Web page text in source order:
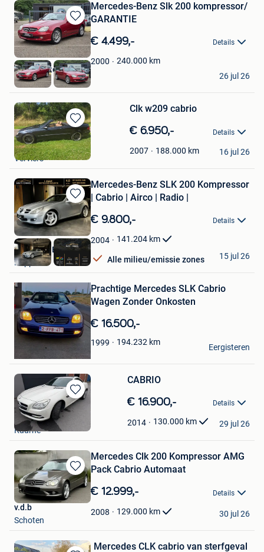
Bewaren
in
Mijn
Favorieten
Mercedes-Benz Slk 200 kompressor/
GARANTIE
€ 4.499,- Details
2000 240.000 km
genkerautocenter
Genk
26 jul 26
Bewaren
in
Mijn
Favorieten
Clk w209 cabrio
€ 6.950,- Details
2007 188.000 km
cheb
Verviers
16 jul 26
Bewaren
in
Mijn
Favorieten
Mercedes-Benz SLK 200 Kompressor
| Cabrio | Airco | Radio |
€ 9.800,- Details
2004 141.204 km
Alle milieu/emissie zones
Meti Cars Bvba
Poppel
15 jul 26
Bewaren
Mijn
Favorieten
Prachtige Mercedes SLK Cabrio
Wagen Zonder Onkosten
€ 16.500,-
1999 194.232 km
massimo
Eergisteren
Bewaren
in
Mijn
Favorieten
CABRIO
€ 16.900,- Details
2014 130.000 km
garage ameye
Kuurne
29 jul 26
Bewaren
in
Mijn
Favorieten
Mercedes Clk 200 Kompressor AMG
Pack Cabrio Automaat
€ 12.999,- Details
2008 129.000 km
v.d.b
Schoten
30 jul 26
Mercedes CLK cabrio van sterfgeval